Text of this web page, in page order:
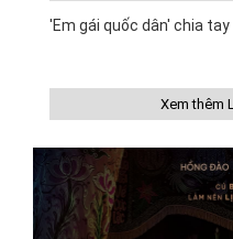
'Em gái quốc dân' chia tay
Xem thêm